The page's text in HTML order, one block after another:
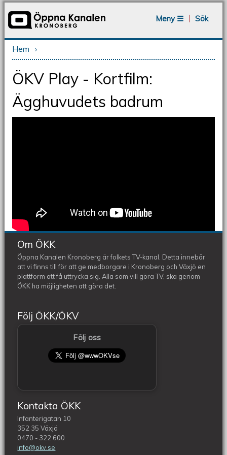
Meny ☰
Sök
Du är här
Hem ›
ÖKV Play - Kortfilm:
Ägghuvudets badrum
Om ÖKK
Öppna Kanalen Kronoberg är folkets TV-kanal. Detta innebär
att vi finns till för att ge medborgare i Kronoberg och Växjö en
plattform att få uttrycka sig. Alla som vill göra TV, ska genom
ÖKK ha möjligheten att göra det.
Följ ÖKK/ÖKV
Följ oss
Kontakta ÖKK
Infanterigatan 10
352 35 Växjö
0470 - 322 600
info@okv.se